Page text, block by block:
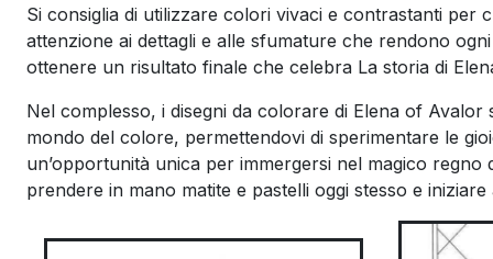
Si consiglia di utilizzare colori vivaci e contrastanti
attenzione ai dettagli e alle sfumature che rendono
ottenere un risultato finale che celebra La storia di
Nel complesso, i disegni da colorare di Elena of
mondo del colore, permettendovi di sperimentare le
un’opportunità unica per immergersi nel magico
prendere in mano matite e pastelli oggi stesso e